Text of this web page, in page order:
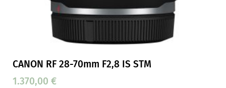
CANON RF 28-70mm F2,8 IS STM
1.370,00 €